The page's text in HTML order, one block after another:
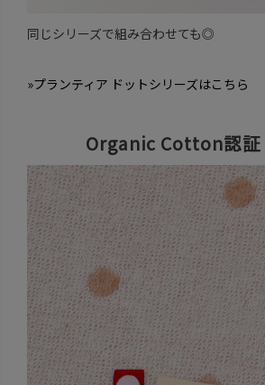
同じシリーズで組み合わせても◎
»プランティア ドットシリーズはこちら
Organic Cotton認証